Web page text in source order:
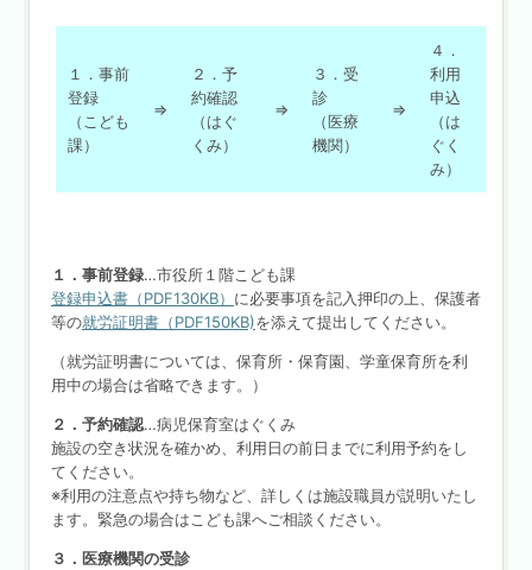
１．事前
登録
（こども
課）
⇒
２．予
約確認
（はぐ
くみ）
⇒
３．受
診
（医療
機関）
⇒
４．
利用
申込
（は
ぐく
み）
１．事前登録…市役所１階こども課
登録申込書（PDF130KB） に必要事項を記入押印の上、保護者
等の就労証明書（PDF150KB)を添えて提出してください。
（就労証明書については、保育所・保育園、学童保育所を利
用中の場合は省略できます。）
２．予約確認…病児保育室はぐくみ
施設の空き状況を確かめ、利用日の前日までに利用予約をし
てください。
※利用の注意点や持ち物など、詳しくは施設職員が説明いたし
ます。緊急の場合はこども課へご相談ください。
３．医療機関の受診